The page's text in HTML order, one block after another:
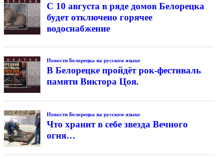
С 10 августа в ряде домов Белорецка
будет отключено горячее
водоснабжение
Новости Белорецка на русском языке
В Белорецке пройдёт рок-фестиваль
памяти Виктора Цоя.
Новости Белорецка на русском языке
Что хранит в себе звезда Вечного
огня…